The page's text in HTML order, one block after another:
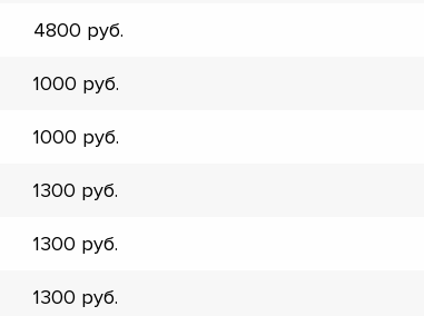
4800
1000
1000
1300
1300
1300